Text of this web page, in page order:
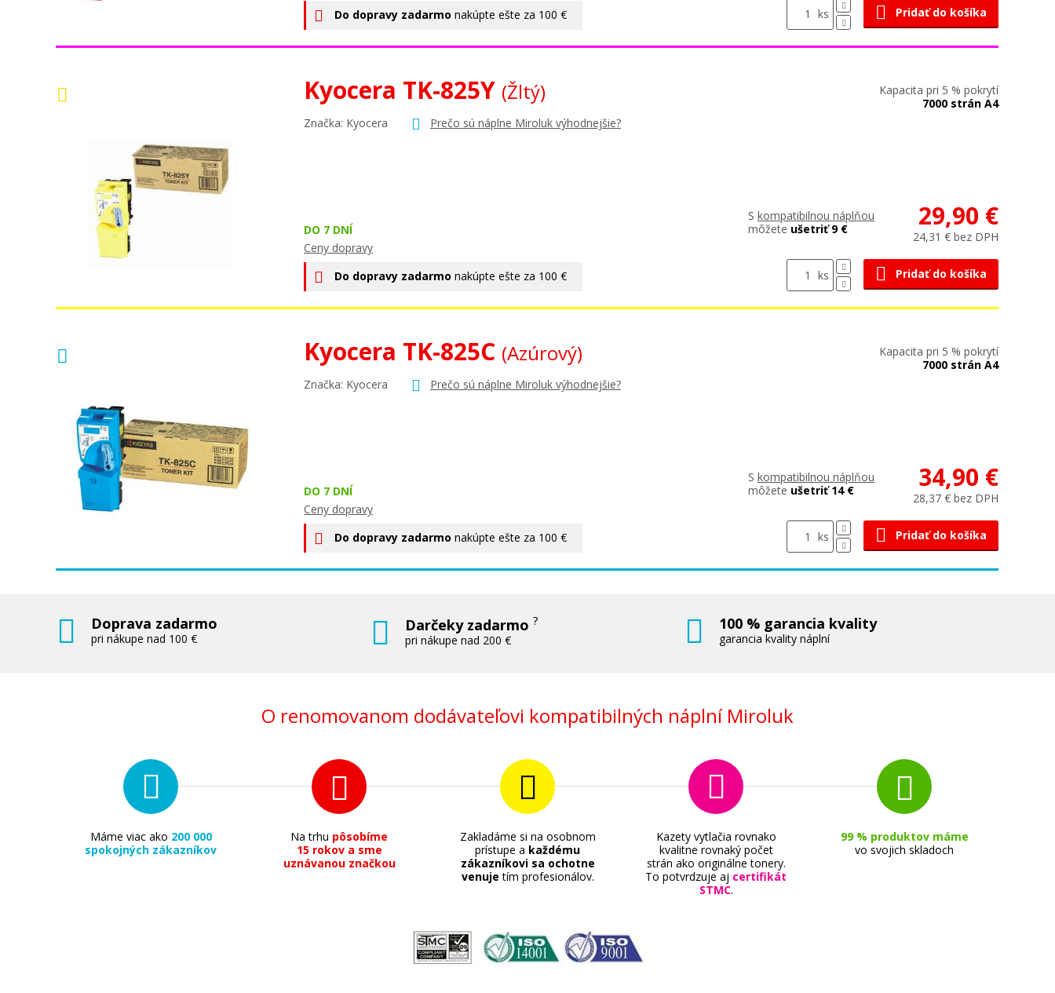
Do dopravy zadarmo nakúpte ešte za 100 € ks Pridať do košíka
Kyocera TK-825Y (Žltý)
Značka: Kyocera Prečo sú náplne Miroluk výhodnejšie?
DO 7 DNÍ
Ceny dopravy
Do dopravy zadarmo nakúpte ešte za 100 €
Kapacita pri 5 % pokrytí
7000 strán A4
S kompatibilnou náplňou
môžete ušetriť 9 € 29,90 €
24,31 € bez DPH
ks Pridať do košíka
Kyocera TK-825C (Azúrový)
Značka: Kyocera Prečo sú náplne Miroluk výhodnejšie?
DO 7 DNÍ
Ceny dopravy
Do dopravy zadarmo nakúpte ešte za 100 €
Kapacita pri 5 % pokrytí
7000 strán A4
S kompatibilnou náplňou
môžete ušetriť 14 € 34,90 €
28,37 € bez DPH
ks Pridať do košíka
Doprava zadarmo
pri nákupe nad 100 €
Darčeky zadarmo?
pri nákupe nad 200 €
100 % garancia kvality
garancia kvality náplní
O renomovanom dodávateľovi kompatibilných náplní Miroluk
Máme viac ako 200 000
spokojných zákazníkov
Na trhu pôsobíme
15 rokov a sme
uznávanou značkou
Zakladáme si na osobnom
prístupe a každému
zákazníkovi sa ochotne
venuje tím profesionálov.
Kazety vytlačia rovnako
kvalitne rovnaký počet
strán ako originálne tonery.
To potvrdzuje aj certifikát
STMC.
99 % produktov máme
vo svojich skladoch